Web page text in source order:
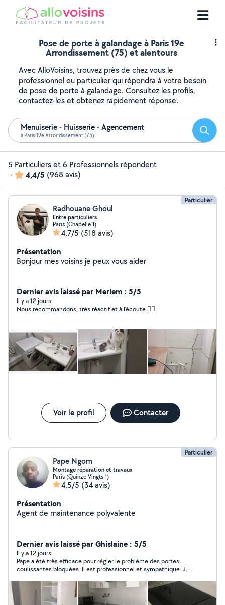
Pose de porte à galandage à Paris 19e
Arrondissement (75) et alentours
Avec AlloVoisins, trouvez près de chez vous le
professionnel ou particulier qui répondra à votre besoin
de pose de porte à galandage. Consultez les profils,
contactez-les et obtenez rapidement réponse.
Menuiserie - Huisserie - Agencement
à Paris 19e Arrondissement (75)
5 Particuliers et 6 Professionnels répondent
-
4,4/5 (968 avis)
Particulier
Radhouane Ghoul
Entre particuliers
Paris (Chapelle 1)
4,7/5 (518 avis)
Présentation
Bonjour mes voisins je peux vous aider
Dernier avis laissé par Meriem : 5/5
Il y a 12 jours
Nous recommandons, très réactif et à l’écoute 👍🏼
Voir le profil Contacter
Particulier
Pape Ngom
Montage réparation et travaux
Paris (Quinze Vingts 1)
4,5/5 (34 avis)
Présentation
Agent de maintenance polyvalente
Dernier avis laissé par Ghislaine : 5/5
Il y a 12 jours
Pape a été très efficace pour régler le problème des portes
coulissantes bloquées. Il est professionnel et sympathique. Je